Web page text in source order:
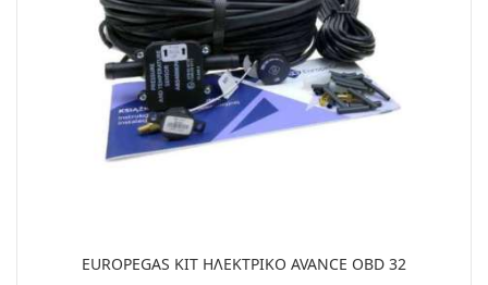
EUROPEGAS KIT ΗΛΕΚΤΡΙΚΟ AVANCE OBD 32